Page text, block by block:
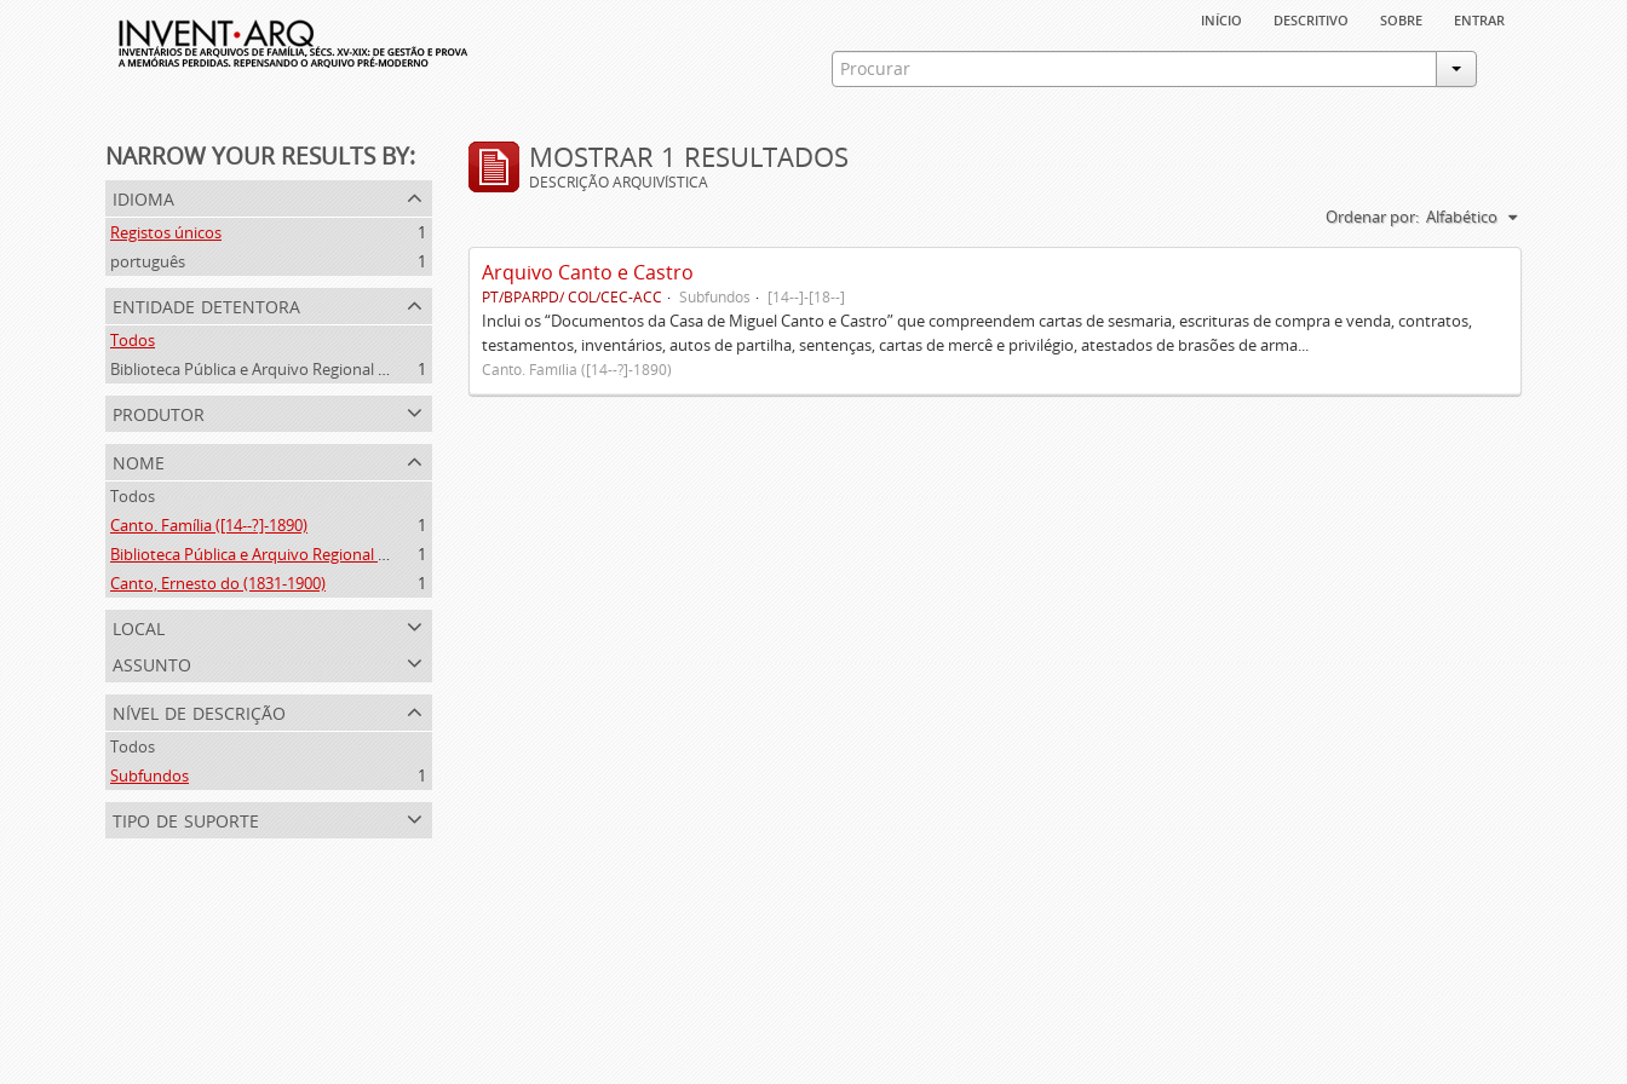
início descritivo sobre entrar
NARROW YOUR RESULTS BY:
idioma
Registos únicos
1
português
1
entidade detentora
Todos
Biblioteca Pública e Arquivo Regional de Ponta Delgada
1
produtor
nome
Todos
Canto. Família ([14--?]-1890)
1
Biblioteca Pública e Arquivo Regional de Ponta Delgada (1841- )
1
Canto, Ernesto do (1831-1900)
1
local
assunto
nível de descrição
Todos
Subfundos
1
tipo de suporte
MOSTRAR 1 RESULTADOS
DESCRIÇÃO ARQUIVÍSTICA
Ordenar por: Alfabético
Arquivo Canto e Castro
PT/BPARPD/ COL/CEC-ACC Subfundos [14--]-[18--]
Inclui os “Documentos da Casa de Miguel Canto e Castro” que compreendem cartas de sesmaria, escrituras de compra e venda, contratos,
testamentos, inventários, autos de partilha, sentenças, cartas de mercê e privilégio, atestados de brasões de arma...
Canto. Família ([14--?]-1890)